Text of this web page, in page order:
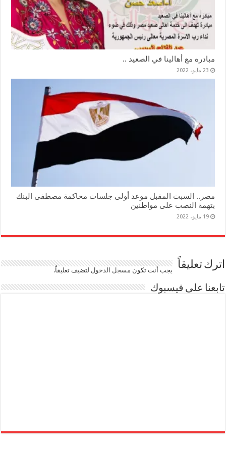
مبادره مع أهالينا في الصعيد ..
23 مايو، 2022
مصر.. السبت المقبل موعد أولى جلسات محاكمة مصطفى البنك
بتهمة النصب على مواطنين
19 مايو، 2022
اترك تعليقاً يجب أنت تكون مسجل الدخوللتضيف تعليقاً.
تابعنا على فيسبوك